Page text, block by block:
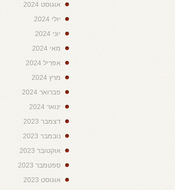
אוגוסט 2024
יולי 2024
יוני 2024
מאי 2024
אפריל 2024
מרץ 2024
פברואר 2024
ינואר 2024
דצמבר 2023
נובמבר 2023
אוקטובר 2023
ספטמבר 2023
אוגוסט 2023